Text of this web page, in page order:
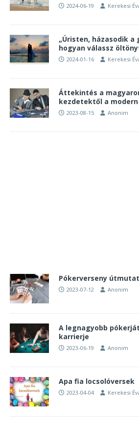
2024-06-19 Kerekesi
„Úristen, házasodik a
hogyan válassz
2024-01-16 Kerekesi
Áttekintés a
kezdetektől a
2023-08-15 Anonim
Pókerverseny
2023-07-12 Anonim
A legnagyobb
karrierje
2023-06-19 Anonim
Apa fia locsolóversek
2023-04-04 Kerekesi